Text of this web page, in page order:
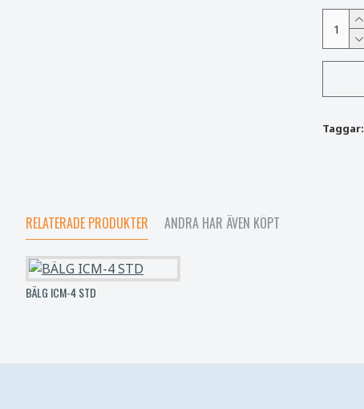
Taggar:
RELATERADE PRODUKTER ANDRA HAR ÄVEN KÖPT
BÄLG ICM-4 STD